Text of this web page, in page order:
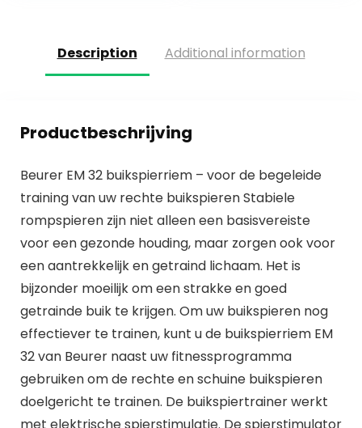
Description Additional information
Productbeschrijving
Beurer EM 32 buikspierriem – voor de begeleide
training van uw rechte buikspieren Stabiele
rompspieren zijn niet alleen een basisvereiste
voor een gezonde houding, maar zorgen ook voor
een aantrekkelijk en getraind lichaam. Het is
bijzonder moeilijk om een strakke en goed
getrainde buik te krijgen. Om uw buikspieren nog
effectiever te trainen, kunt u de buikspierriem EM
32 van Beurer naast uw fitnessprogramma
gebruiken om de rechte en schuine buikspieren
doelgericht te trainen. De buikspiertrainer werkt
met elektrische spierstimulatie. De spierstimulator